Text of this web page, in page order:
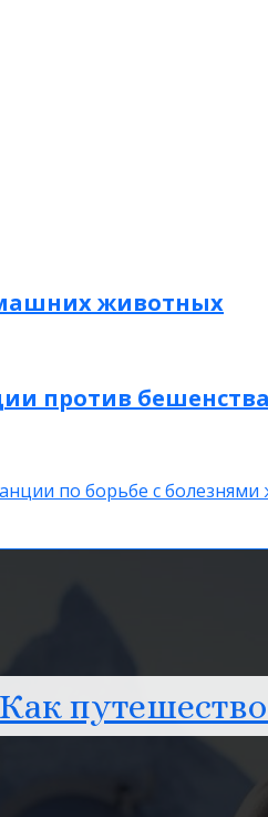
животных
против
по борьбе с
Как